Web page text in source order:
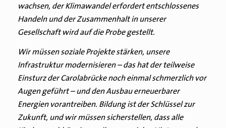
wachsen, der Klimawandel erfordert entschlossenes
Handeln und der Zusammenhalt in unserer
Gesellschaft wird auf die Probe gestellt.
Wir müssen soziale Projekte stärken, unsere
Infrastruktur modernisieren – das hat der teilweise
Einsturz der Carolabrücke noch einmal schmerzlich vor
Augen geführt – und den Ausbau erneuerbarer
Energien vorantreiben. Bildung ist der Schlüssel zur
Zukunft, und wir müssen sicherstellen, dass alle